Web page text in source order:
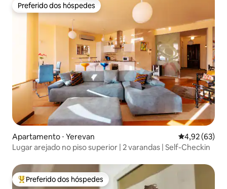
Preferido dos hóspedes
Preferido dos hóspedes
Apartamento ⋅ Yerevan 4,92 de uma
4,92 (63)
Lugar arejado no piso superior | 2 varandas | Self-Checkin
Entre os melhores preferidos dos hóspedes
Preferido dos hóspedes